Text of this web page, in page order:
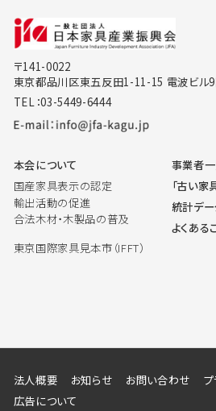
〒141-0022
東京都品川区東五反田1-11-15 電波ビル
TEL：03-5449-6444
本会について
国産家具表示の認定
輸出活動の促進
合法木材・木製品の普及
東京国際家具見本市（IFFT）
事業者
「古い
統計デー
よくある
法人概要 お知らせ お問い合わせ
広告について